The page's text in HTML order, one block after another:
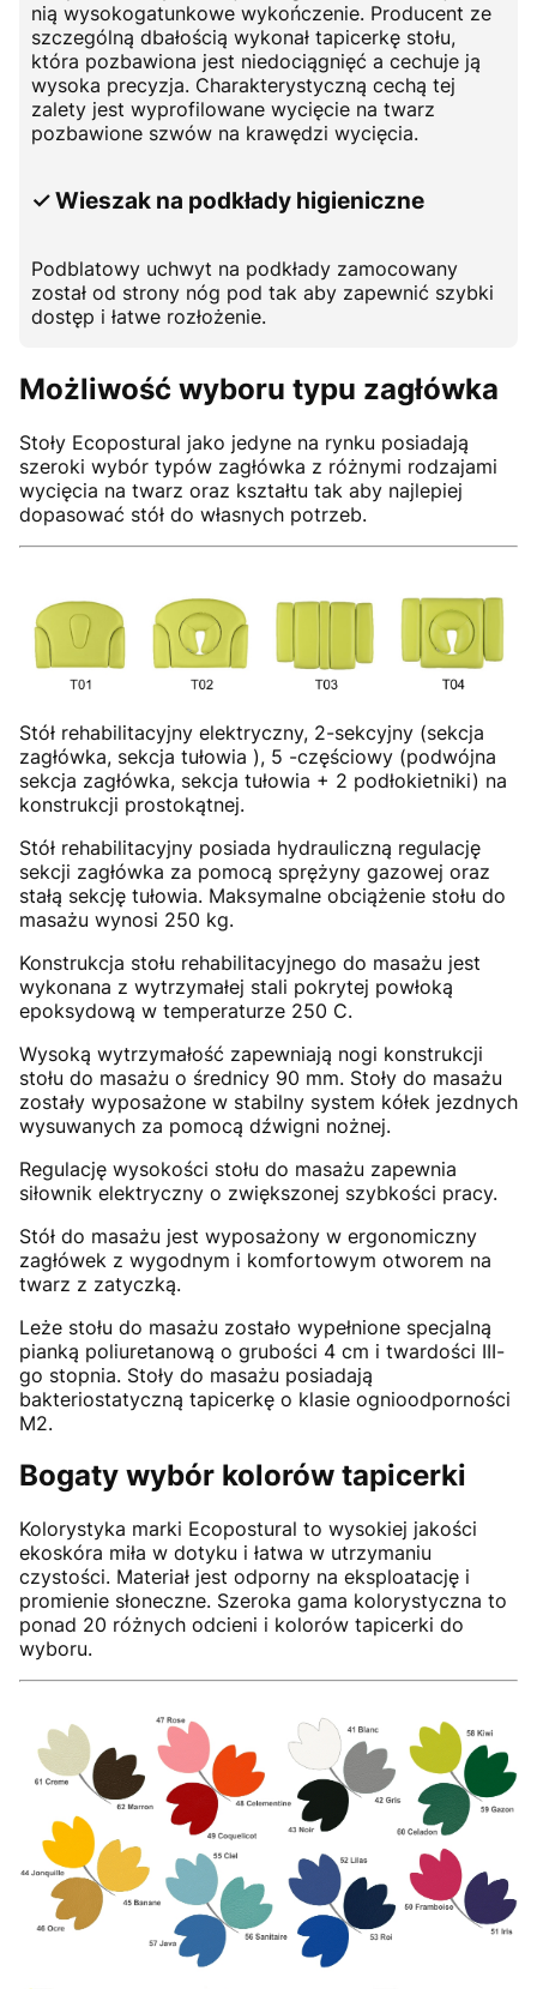
nią wysokogatunkowe wykończenie. Producent ze
szczególną dbałością wykonał tapicerkę stołu,
która pozbawiona jest niedociągnięć a cechuje ją
wysoka precyzja. Charakterystyczną cechą tej
zalety jest wyprofilowane wycięcie na twarz
pozbawione szwów na krawędzi wycięcia.
✓ Wieszak na podkłady higieniczne
Podblatowy uchwyt na podkłady zamocowany
został od strony nóg pod tak aby zapewnić szybki
dostęp i łatwe rozłożenie.
Możliwość wyboru typu zagłówka
Stoły Ecopostural jako jedyne na rynku posiadają
szeroki wybór typów zagłówka z różnymi rodzajami
wycięcia na twarz oraz kształtu tak aby najlepiej
dopasować stół do własnych potrzeb.
Stół rehabilitacyjny elektryczny, 2-sekcyjny (sekcja
zagłówka, sekcja tułowia ), 5 -częściowy (podwójna
sekcja zagłówka, sekcja tułowia + 2 podłokietniki) na
konstrukcji prostokątnej.
Stół rehabilitacyjny posiada hydrauliczną regulację
sekcji zagłówka za pomocą sprężyny gazowej oraz
stałą sekcję tułowia. Maksymalne obciążenie stołu do
masażu wynosi 250 kg.
Konstrukcja stołu rehabilitacyjnego do masażu jest
wykonana z wytrzymałej stali pokrytej powłoką
epoksydową w temperaturze 250 C.
Wysoką wytrzymałość zapewniają nogi konstrukcji
stołu do masażu o średnicy 90 mm. Stoły do masażu
zostały wyposażone w stabilny system kółek jezdnych
wysuwanych za pomocą dźwigni nożnej.
Regulację wysokości stołu do masażu zapewnia
siłownik elektryczny o zwiększonej szybkości pracy.
Stół do masażu jest wyposażony w ergonomiczny
zagłówek z wygodnym i komfortowym otworem na
twarz z zatyczką.
Leże stołu do masażu zostało wypełnione specjalną
pianką poliuretanową o grubości 4 cm i twardości III-
go stopnia. Stoły do masażu posiadają
bakteriostatyczną tapicerkę o klasie ognioodporności
M2.
Bogaty wybór kolorów tapicerki
Kolorystyka marki Ecopostural to wysokiej jakości
ekoskóra miła w dotyku i łatwa w utrzymaniu
czystości. Materiał jest odporny na eksploatację i
promienie słoneczne. Szeroka gama kolorystyczna to
ponad 20 różnych odcieni i kolorów tapicerki do
wyboru.